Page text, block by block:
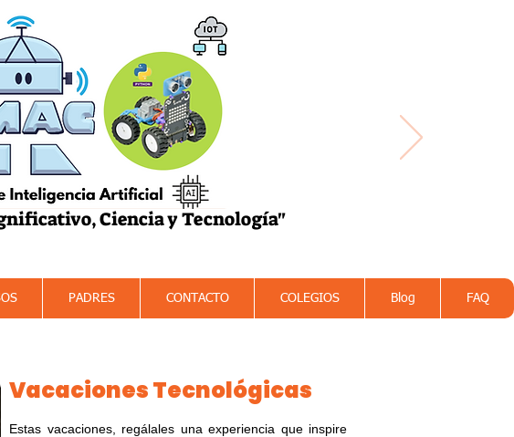
Ciencia y Tecnología"
PADRES CONTACTO COLEGIOS Blog FAQ
Vacaciones Tecnológicas
Estas vacaciones, regálales una experiencia que inspire